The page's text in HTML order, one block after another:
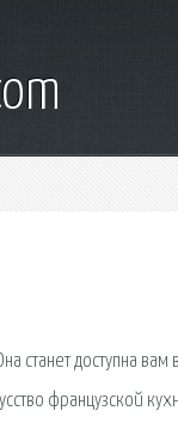
станет доступна
французской